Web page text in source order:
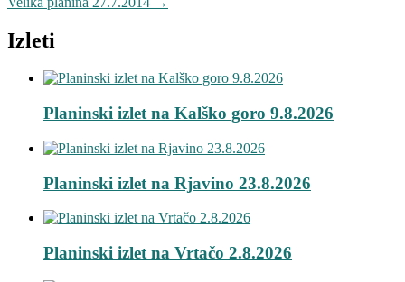
Izleti
Planinski izlet na Kalško goro 9.8.2026
Planinski izlet na Rjavino 23.8.2026
Planinski izlet na Vrtačo 2.8.2026